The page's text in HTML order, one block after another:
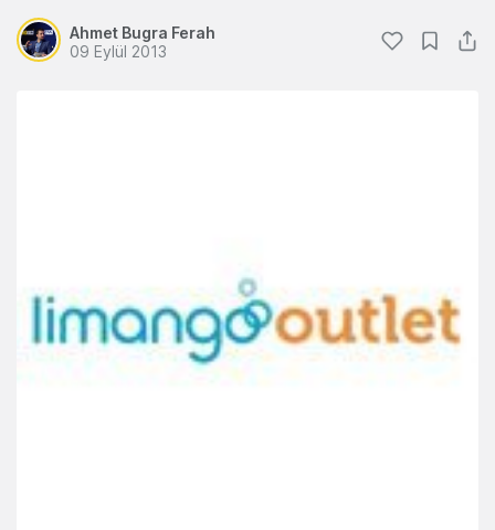
Ahmet Bugra Ferah
09 Eylül 2013